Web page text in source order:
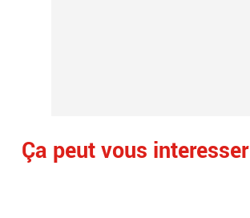
Ça peut vous interesser